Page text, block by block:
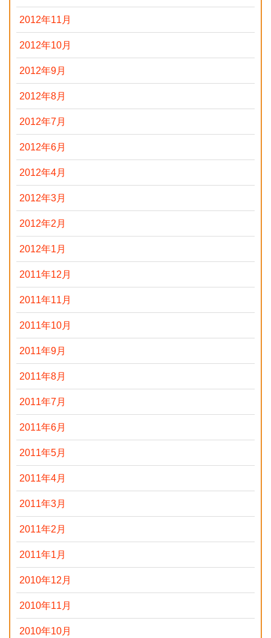
2012年11月
2012年10月
2012年9月
2012年8月
2012年7月
2012年6月
2012年4月
2012年3月
2012年2月
2012年1月
2011年12月
2011年11月
2011年10月
2011年9月
2011年8月
2011年7月
2011年6月
2011年5月
2011年4月
2011年3月
2011年2月
2011年1月
2010年12月
2010年11月
2010年10月